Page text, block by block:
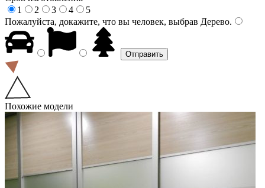
1
2 3 4
5
Пожалуйста, докажите, что вы человек, выбрав Дерево.
Похожие модели